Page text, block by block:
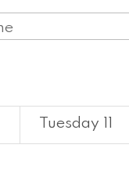
Tuesday 11